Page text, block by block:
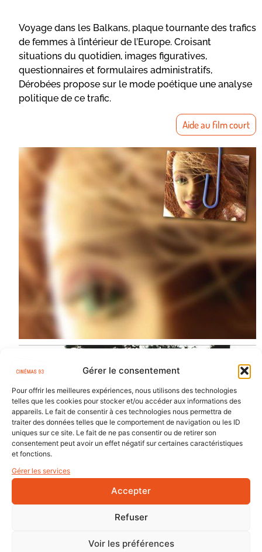
Gérer le consentement
Pour offrir les meilleures expériences, nous utilisons des technologies
telles que les cookies pour stocker et/ou accéder aux informations des
appareils. Le fait de consentir à ces technologies nous permettra de
traiter des données telles que le comportement de navigation ou les ID
uniques sur ce site. Le fait de ne pas consentir ou de retirer son
consentement peut avoir un effet négatif sur certaines caractéristiques
et fonctions.
Gérer les services
Accepter
Refuser
Voir les préférences
Voyage dans les Balkans, plaque tournante des trafics
de femmes à l’intérieur de l’Europe. Croisant
situations du quotidien, images figuratives,
questionnaires et formulaires administratifs,
Dérobées propose sur le mode poétique une analyse
politique de ce trafic.
Aide au film court